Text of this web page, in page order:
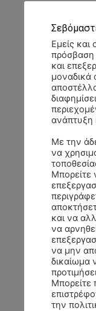
Εμείς
πρόσβαση
και
μοναδικά
ανάπτυξη
Με την
να
Μπορείτε
και να
να
να μην
δικαίωμα
Μπορείτε
την